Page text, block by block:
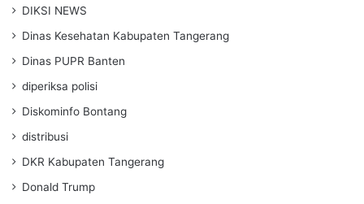
DIKSI NEWS
Dinas Kesehatan Kabupaten Tangerang
Dinas PUPR Banten
diperiksa polisi
Diskominfo Bontang
distribusi
DKR Kabupaten Tangerang
Donald Trump